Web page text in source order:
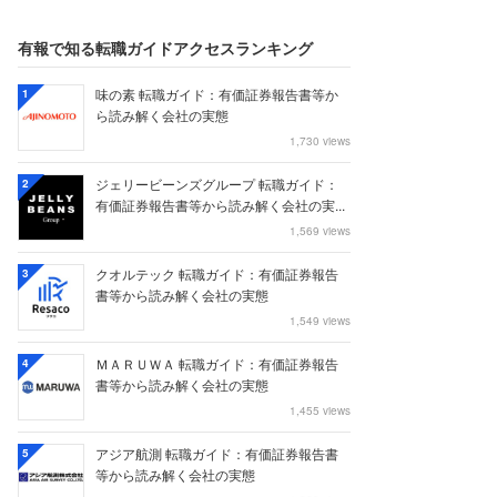
有報で知る転職ガイドアクセスランキング
1
味の素 転職ガイド：有価証券報告書等か
ら読み解く会社の実態
1,730 views
2
ジェリービーンズグループ 転職ガイド：
有価証券報告書等から読み解く会社の実...
1,569 views
3
クオルテック 転職ガイド：有価証券報告
書等から読み解く会社の実態
1,549 views
4
ＭＡＲＵＷＡ 転職ガイド：有価証券報告
書等から読み解く会社の実態
1,455 views
5
アジア航測 転職ガイド：有価証券報告書
等から読み解く会社の実態